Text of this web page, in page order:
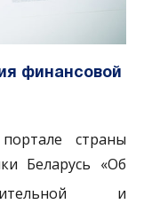
финансовой
страны
Беларусь «Об
и